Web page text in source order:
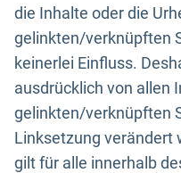
die Inhalte oder die
gelinkten/verknüpften
keinerlei Einfluss.
ausdrücklich von allen
gelinkten/verknüpften
Linksetzung verändert
gilt für alle innerhalb